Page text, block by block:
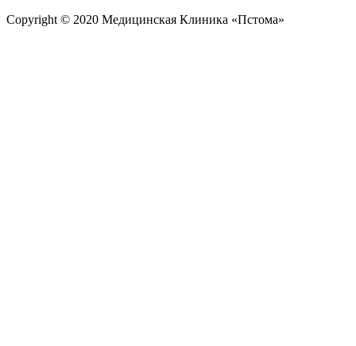
Copyright © 2020 Медицинская Клиника «Пстома»